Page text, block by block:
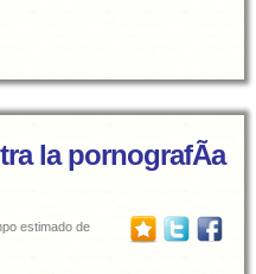
la pornografÃ­a
estimado de